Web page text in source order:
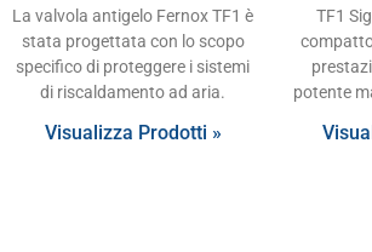
La valvola antigelo Fernox TF1 è
stata progettata con lo scopo
specifico di proteggere i sistemi
di riscaldamento ad aria.
Visualizza Prodotti »
TF1
potente